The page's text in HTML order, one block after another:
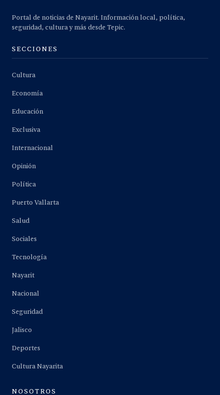
Portal de noticias de Nayarit. Información local, política,
seguridad, cultura y más desde Tepic.
SECCIONES
Cultura
Economía
Educación
Exclusiva
Internacional
Opinión
Política
Puerto Vallarta
Salud
Sociales
Tecnología
Nayarit
Nacional
Seguridad
Jalisco
Deportes
Cultura Nayarita
NOSOTROS